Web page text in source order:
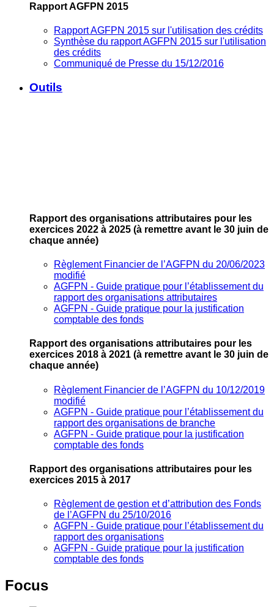
Rapport AGFPN 2015
Rapport AGFPN 2015 sur l'utilisation des crédits
Synthèse du rapport AGFPN 2015 sur l'utilisation
des crédits
Communiqué de Presse du 15/12/2016
Outils
Rapport des organisations attributaires pour les
exercices 2022 à 2025 (à remettre avant le 30 juin de
chaque année)
Règlement Financier de l’AGFPN du 20/06/2023
modifié
AGFPN ‐ Guide pratique pour l’établissement du
rapport des organisations attributaires
AGFPN ‐ Guide pratique pour la justification
comptable des fonds
Rapport des organisations attributaires pour les
exercices 2018 à 2021 (à remettre avant le 30 juin de
chaque année)
Règlement Financier de l’AGFPN du 10/12/2019
modifié
AGFPN ‐ Guide pratique pour l’établissement du
rapport des organisations de branche
AGFPN ‐ Guide pratique pour la justification
comptable des fonds
Rapport des organisations attributaires pour les
exercices 2015 à 2017
Règlement de gestion et d’attribution des Fonds
de l’AGFPN du 25/10/2016
AGFPN ‐ Guide pratique pour l’établissement du
rapport des organisations
AGFPN ‐ Guide pratique pour la justification
comptable des fonds
Focus